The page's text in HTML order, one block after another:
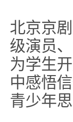
活
北京京
级演员
为学生
中感悟
青少年